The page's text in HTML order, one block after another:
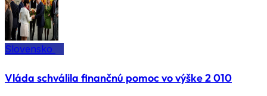
Slovensko
Vláda schválila finančnú pomoc vo výške 2 010